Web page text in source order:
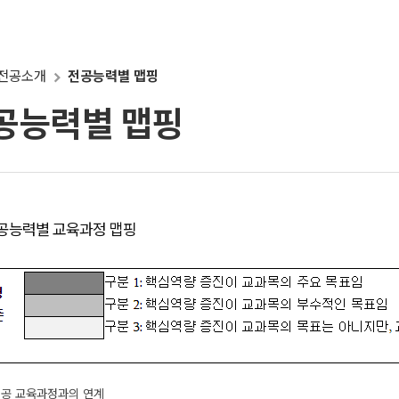
공소개 전공능력별 맵핑
능력별 맵핑
능력별 교육과정 맵핑
교육과정과의 연계